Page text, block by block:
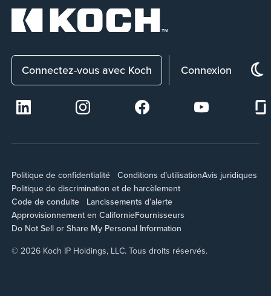
Connectez-vous avec Koch Connexion
Politique de confidentialité Conditions d’utilisationAvis juridiques
Politique de discrimination et de harcèlement
Code de conduite
Lancissements d’alerte
Approvisionnement en CalifornieFournisseurs
Do Not Sell or Share My Personal Information
© 2026 Koch IP Holdings, LLC. Tous droits réservés.